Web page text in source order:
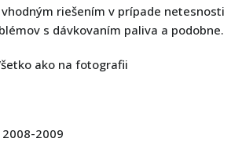
riešením v prípade netesnosti
s dávkovaním paliva a podobne.
ako na fotografii
2008-2009